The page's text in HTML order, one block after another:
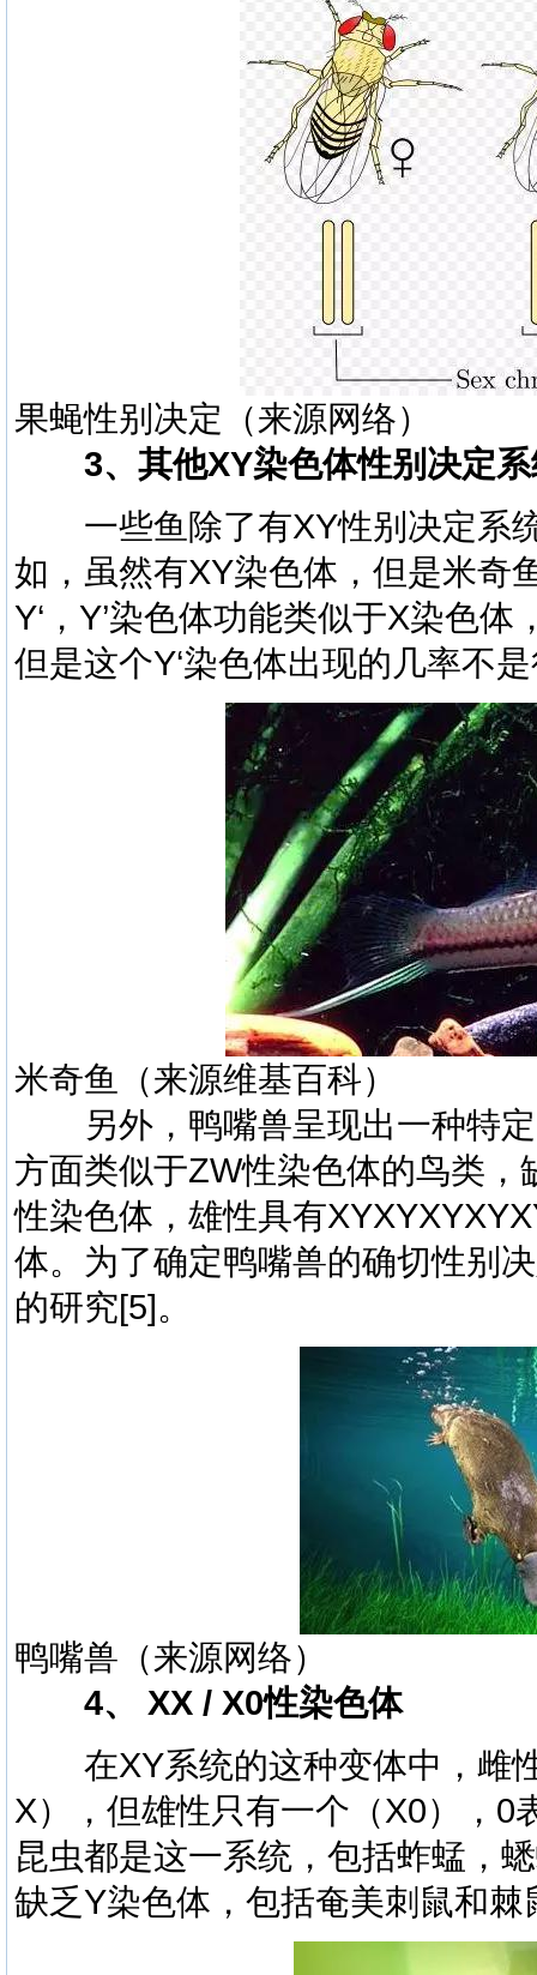
果蝇性别决定（来源网络）
3、其他XY染色体性别决定
一些鱼除了有XY性别决定系
如，虽然有XY染色体，但是米奇
Y‘，Y’染色体功能类似于X染色体
但是这个Y‘染色体出现的几率不
米奇鱼（来源维基百科）
另外，鸭嘴兽呈现出一种特
方面类似于ZW性染色体的鸟类
性染色体，雄性具有
体。为了确定鸭嘴兽的确切性别
的研究[5]。
鸭嘴兽（来源网络）
4、 XX / X0性染色体
在XY系统的这种变体中，雌
X），但雄性只有一个（X0），0
昆虫都是这一系统，包括蚱蜢，
缺乏Y染色体，包括奄美刺鼠和棘